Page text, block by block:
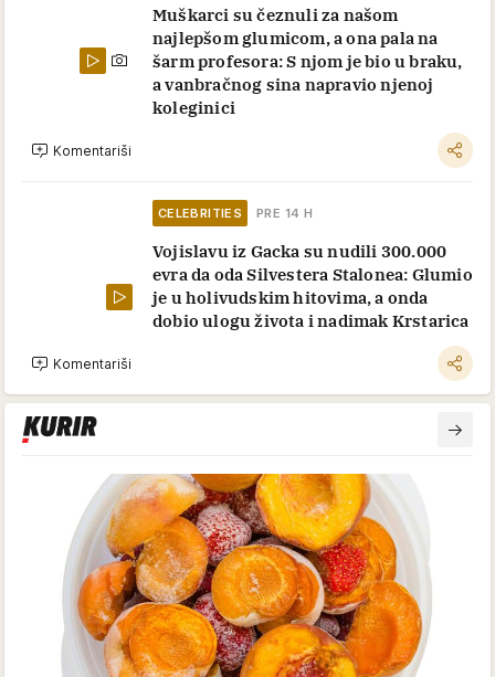
Muškarci su čeznuli za našom
najlepšom glumicom, a ona pala na
šarm profesora: S njom je bio u braku,
a vanbračnog sina napravio njenoj
koleginici
Komentariši
CELEBRITIES PRE 14 H
Vojislavu iz Gacka su nudili 300.000
evra da oda Silvestera Stalonea: Glumio
je u holivudskim hitovima, a onda
dobio ulogu života i nadimak Krstarica
Komentariši